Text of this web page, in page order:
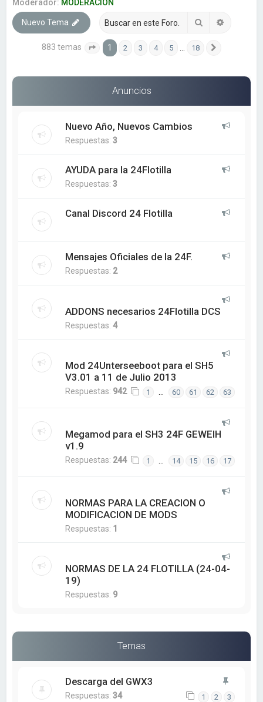
Moderador: MODERACION
Nuevo Tema Buscar
883 temas Página 1de 18
1 2 3 4 5 18
Anuncios
Nuevo Año, Nuevos Cambios
Respuestas:3
AYUDA para la 24Flotilla
Respuestas:3
Canal Discord 24 Flotilla
Mensajes Oficiales de la 24F.
Respuestas: 2
ADDONS necesarios 24Flotilla DCS
Respuestas:4
Mod 24Unterseeboot para el SH5
V3.01 a 11 de Julio 2013
Respuestas: 942 1 … 60 61 62 63
Megamod para el SH3 24F GEWEIH
v1.9
Respuestas: 244 1 … 14 15 16 17
NORMAS PARA LA CREACION O
MODIFICACION DE MODS
Respuestas: 1
NORMAS DE LA 24 FLOTILLA (24-04-
19)
Respuestas: 9
Temas
Descarga del GWX3
Respuestas:34 1 2 3